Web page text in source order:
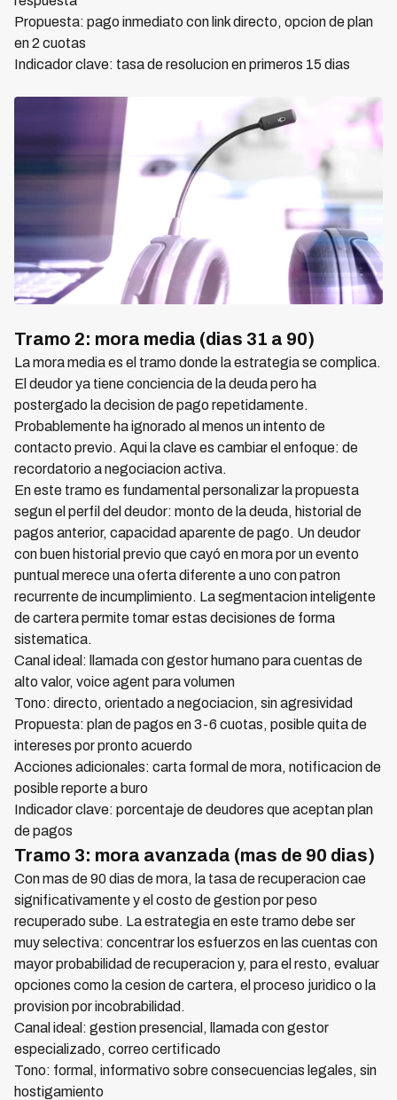
Propuesta: pago inmediato con link directo, opcion de plan
en 2 cuotas
Indicador clave: tasa de resolucion en primeros 15 dias
Tramo 2: mora media (dias 31 a 90)
La mora media es el tramo donde la estrategia se complica.
El deudor ya tiene conciencia de la deuda pero ha
postergado la decision de pago repetidamente.
Probablemente ha ignorado al menos un intento de
contacto previo. Aqui la clave es cambiar el enfoque: de
recordatorio a negociacion activa.
En este tramo es fundamental personalizar la propuesta
segun el perfil del deudor: monto de la deuda, historial de
pagos anterior, capacidad aparente de pago. Un deudor
con buen historial previo que cayó en mora por un evento
puntual merece una oferta diferente a uno con patron
recurrente de incumplimiento. La segmentacion inteligente
de cartera permite tomar estas decisiones de forma
sistematica.
Canal ideal: llamada con gestor humano para cuentas de
alto valor, voice agent para volumen
Tono: directo, orientado a negociacion, sin agresividad
Propuesta: plan de pagos en 3-6 cuotas, posible quita de
intereses por pronto acuerdo
Acciones adicionales: carta formal de mora, notificacion de
posible reporte a buro
Indicador clave: porcentaje de deudores que aceptan plan
de pagos
Tramo 3: mora avanzada (mas de 90 dias)
Con mas de 90 dias de mora, la tasa de recuperacion cae
significativamente y el costo de gestion por peso
recuperado sube. La estrategia en este tramo debe ser
muy selectiva: concentrar los esfuerzos en las cuentas con
mayor probabilidad de recuperacion y, para el resto, evaluar
opciones como la cesion de cartera, el proceso juridico o la
provision por incobrabilidad.
Canal ideal: gestion presencial, llamada con gestor
especializado, correo certificado
Tono: formal, informativo sobre consecuencias legales, sin
hostigamiento